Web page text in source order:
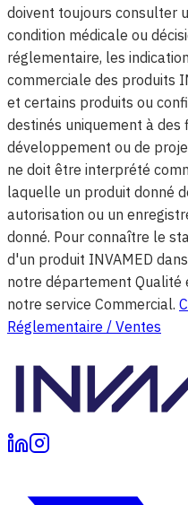
doivent toujours consulter
condition médicale ou
réglementaire, les
commerciale des produits
et certains produits ou
destinés uniquement à des
développement ou de
ne doit être interprété
laquelle un produit donné
autorisation ou un
donné. Pour connaître le
d'un produit INVAMED
notre département Qualité
notre service Commercial.
Réglementaire / Ventes